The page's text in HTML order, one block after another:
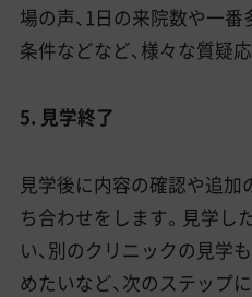
場の声、1日の来院数や一
条件などなど、様々な質疑
5. 見学終了
見学後に内容の確認や追加
ち合わせをします。見学し
い、別のクリニックの見学
めたいなど、次のステップ